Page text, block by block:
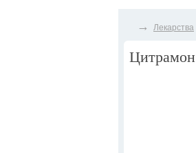
→ Лекарства
Цитрамон